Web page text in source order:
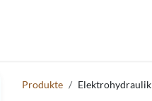
Produkte Elektrohydraulik